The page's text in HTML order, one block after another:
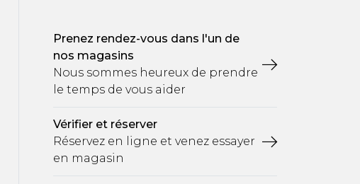
Prenez rendez-vous dans l'un de
nos magasins
Nous sommes heureux de prendre
le temps de vous aider
Vérifier et réserver
Réservez en ligne et venez essayer
en magasin